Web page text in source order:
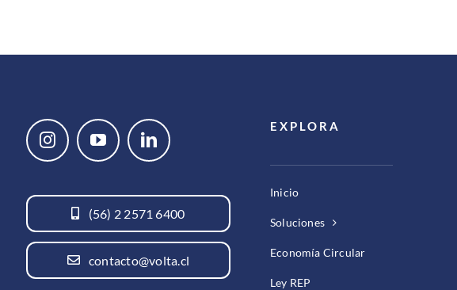
(56) 2 2571 6400
contacto@volta.cl
EXPLORA
Inicio
Soluciones
Economía Circular
Ley REP